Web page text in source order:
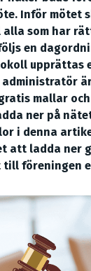
Inför mötet
som har
en
upprättas
administratör
mallar
ner på
i denna
att ladda ner
till föreningen